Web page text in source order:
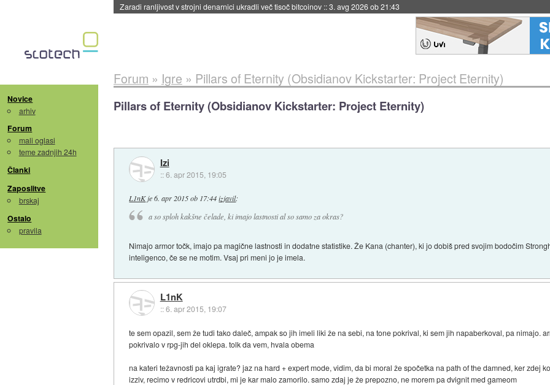
Zaradi ranljivost v strojni denarnici ukradli več tisoč bitcoinov ::3. avg 2026 ob 21:43
Novice
arhiv
Forum
mali oglasi
teme zadnjih 24h
Članki
Zaposlitve
brskaj
Ostalo
pravila
Forum » Igre » Pillars of Eternity (Obsidianov Kickstarter: Project Eternity)
Pillars of Eternity (Obsidianov Kickstarter: Project Eternity)
Izi
::6. apr 2015, 19:05
L1nKje6. apr 2015 ob 17:44 izjavil:
a so sploh kakšne čelade, ki imajo lastnosti al so samo za okras?
Nimajo armor točk, imajo pa magične lastnosti in dodatne statistike. Že Kana (chanter), ki jo dobiš pred svojim bodočim
inteligenco, če se ne motim. Vsaj pri meni jo je imela.
L1nK
::6. apr 2015, 19:07
te sem opazil, sem že tudi tako daleč, ampak so jih imeli liki že na sebi, na tone pokrival, ki sem jih napaberkoval, pa nimajo.
pokrivalo v rpg-jih del oklepa. tolk da vem, hvala obema
na kateri težavnosti pa kaj igrate? jaz na hard + expert mode, vidim, da bi moral že spočetka na path of the damned, ker zdej
izziv, recimo v redricovi utrdbi, mi je kar malo zamorilo. samo zdaj je že prepozno, ne morem pa dvignit med gameom